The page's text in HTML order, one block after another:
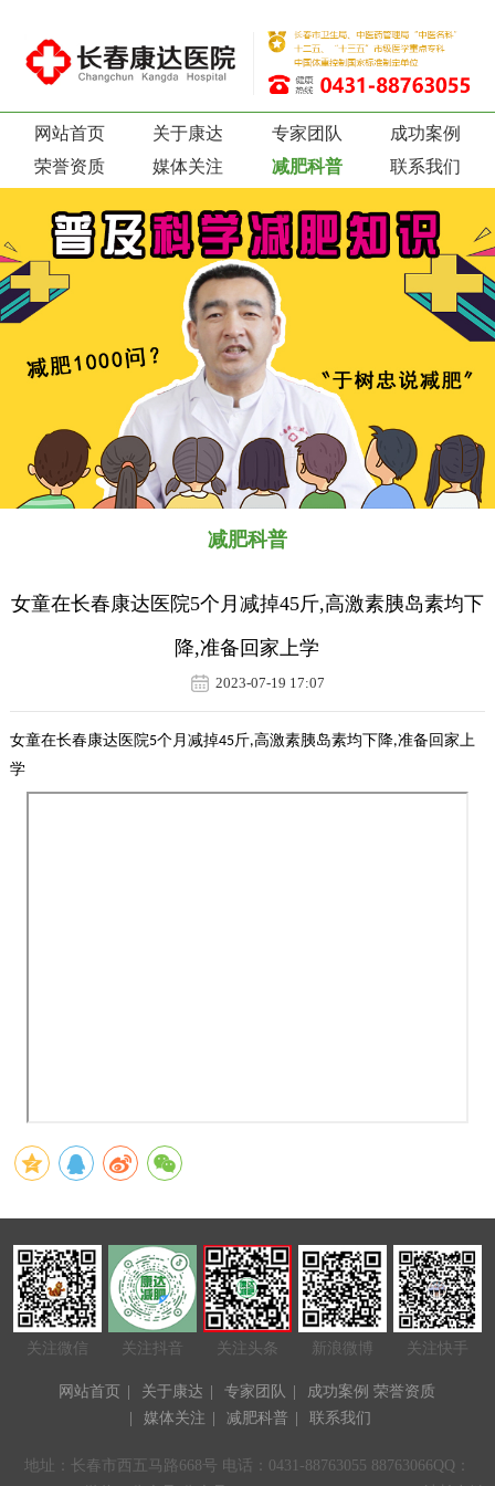
网站首页 关于康达 专家团队
成功案例
荣誉资质
媒体关注 减肥科普 联系我们
减肥科普
女童在长春康达医院5个月减掉45斤,高激素胰岛素均下
降,准备回家上学
2023-07-19 17:07
女童在长春康达医院5个月减掉45斤,高激素胰岛素均下降,准备回家上
学
关注微信 关注抖音 关注头条 新浪微博 关注快手
网站首页 关于康达 专家团队 成功案例 荣誉资质
媒体关注 减肥科普 联系我们
地址：长春市西五马路668号 电话：0431-88763055 88763066QQ：